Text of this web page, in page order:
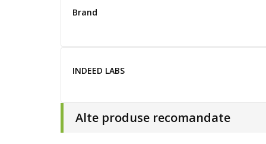
Brand
INDEED LABS
Alte produse recomandate